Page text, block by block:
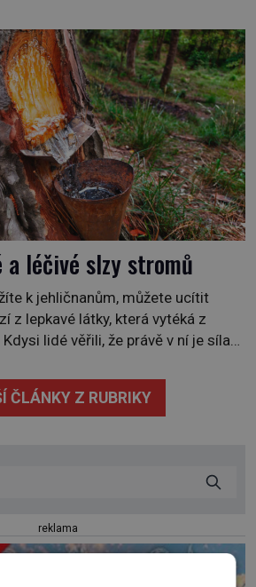
hec. Rádio Luxembourg přichází s
kdo dokáže dopravit ze
na […]
a léčivé slzy stromů
k jehličnanům, můžete ucítit
z lepkavé látky, která vytéká z
lidé věřili, že právě v ní je síla
strom před infekcí, hmyzem a
že je to přírodní […]
ČLÁNKY Z RUBRIKY
reklama